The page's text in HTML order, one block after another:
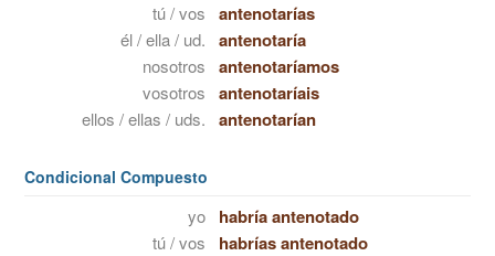
tú / vos antenotarías
él / ella / ud. antenotaría
nosotros antenotaríamos
vosotros antenotaríais
ellos / ellas / uds. antenotarían
Condicional Compuesto
yo habría antenotado
tú / vos habrías antenotado